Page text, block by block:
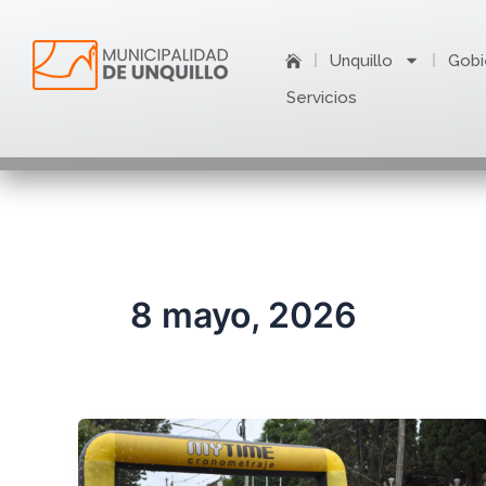
contenido
Unquillo
Servicios
8 mayo, 2026